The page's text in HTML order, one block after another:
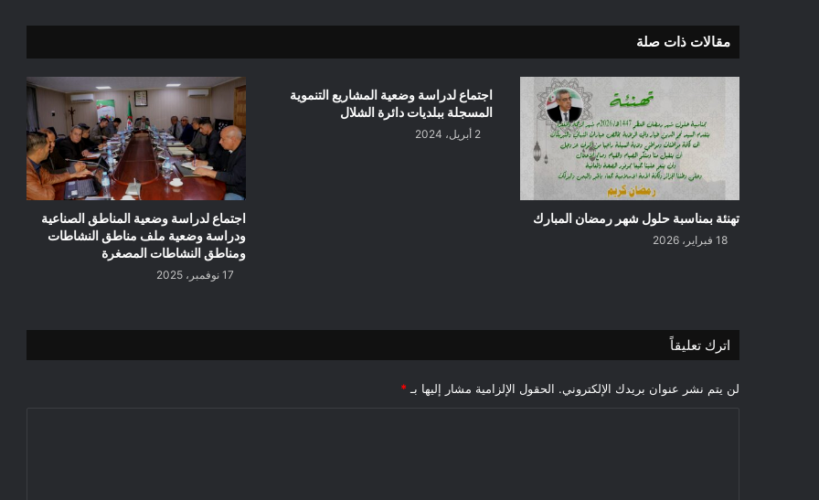
مالية
2024-
بلدية
المسيلة
مقالات ذات صلة
تهنئة بمناسبة حلول شهر رمضان المبارك
18 فبراير، 2026
اجتماع لدراسة وضعية المشاريع التنموية
المسجلة ببلديات دائرة الشلال
2 أبريل، 2024
اجتماع لدراسة وضعية المناطق الصناعية
ودراسة وضعية ملف مناطق النشاطات
ومناطق النشاطات المصغرة
17 نوفمبر، 2025
اترك تعليقاً
لن يتم نشر عنوان بريدك الإلكتروني. الحقول الإلزامية مشار إليها بـ *